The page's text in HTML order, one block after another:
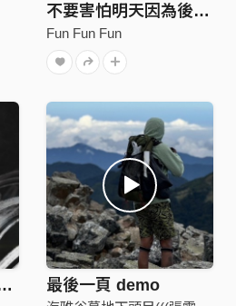
不要害怕明天因為後天更可怕
Fun Fun Fun
最後一頁 demo